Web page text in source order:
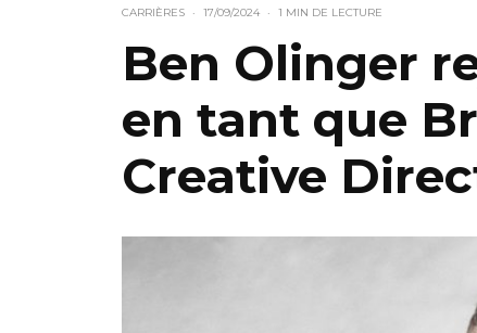
CARRIÈRES · 17/09/2024 · 1 MIN DE LECTURE
Ben Olinger
en tant que
Creative